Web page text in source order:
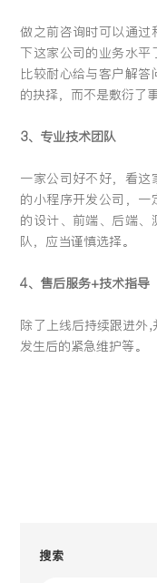
做之前咨询时可以通过
下这家公司的业务水
比较耐心给与客户解
的抉择，而不是敷衍了
3、专业技术团队
一家公司好不好，看
的小程序开发公司，一
的设计、前端、后端
队，应当谨慎选择。
4、售后服务+技术指导
除了上线后持续跟进外
发生后的紧急维护等。
搜索